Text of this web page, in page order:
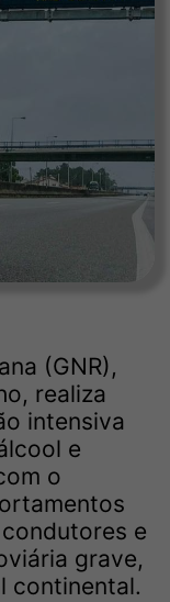
(GNR),
realiza
intensiva
e
o
e
grave,
continental.